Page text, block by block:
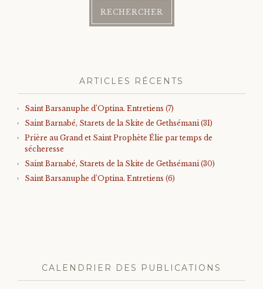
navigation
ARTICLES RÉCENTS
Saint Barsanuphe d’Optina. Entretiens (7)
Saint Barnabé, Starets de la Skite de Gethsémani (31)
Prière au Grand et Saint Prophète Élie par temps de
sécheresse
Saint Barnabé, Starets de la Skite de Gethsémani (30)
Saint Barsanuphe d’Optina. Entretiens (6)
CALENDRIER DES PUBLICATIONS